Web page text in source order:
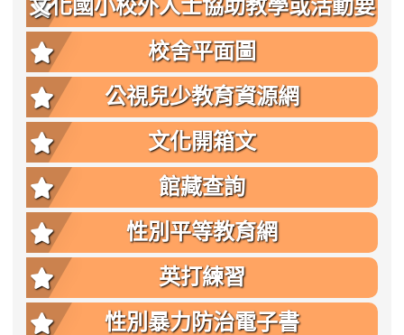
文化國小校外人士協助教學或活動要
點
校舍平面圖
公視兒少教育資源網
文化開箱文
館藏查詢
性別平等教育網
英打練習
性別暴力防治電子書